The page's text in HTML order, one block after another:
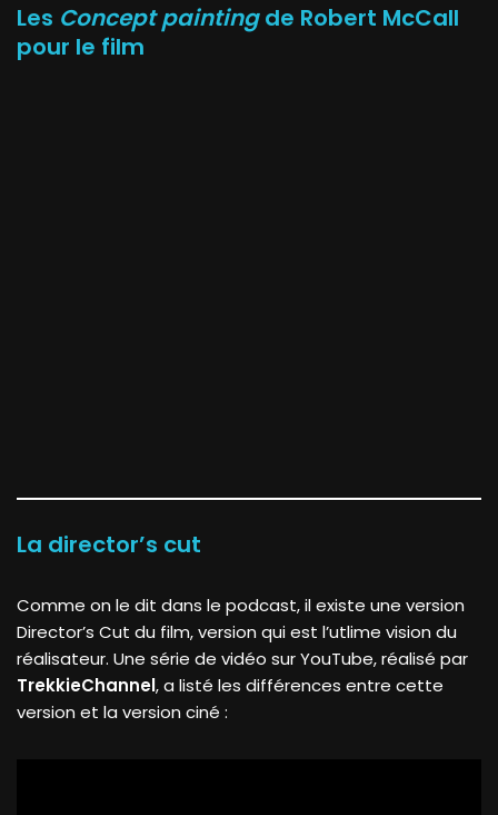
Les Concept paintingde Robert McCall
pour le film
La director’s cut
Comme on le dit dans le podcast, il existe une version
Director’s Cut du film, version qui est l’utlime vision du
réalisateur. Une série de vidéo sur YouTube, réalisé par
TrekkieChannel, a listé les différences entre cette
version et la version ciné :